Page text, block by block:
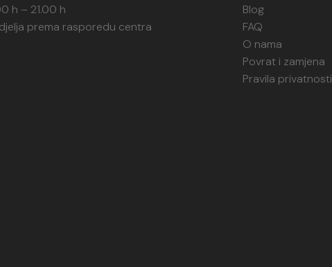
h – 21.00 h
prema rasporedu centra
Blog
FAQ
O nama
Povrat i zamjena
Pravila privatnosti